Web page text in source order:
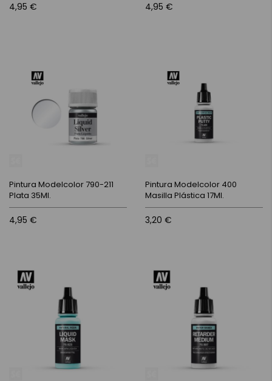
4,95 € 4,95 €
Pintura Modelcolor 790-211
Plata 35Ml.
4,95 €
Pintura Modelcolor 400
Masilla Plástica 17Ml.
3,20 €